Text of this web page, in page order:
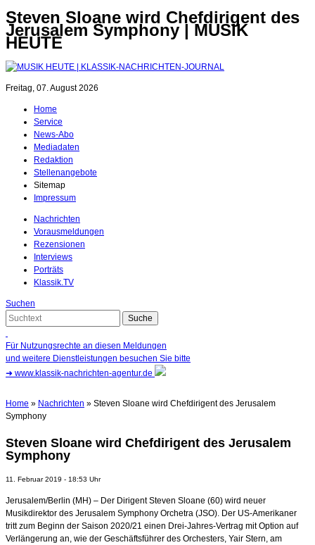
Steven Sloane wird Chefdirigent des
Jerusalem Symphony | MUSIK
HEUTE
Freitag, 07. August 2026
Home
Service
News-Abo
Mediadaten
Redaktion
Stellenangebote
Sitemap
Impressum
Nachrichten
Vorausmeldungen
Rezensionen
Interviews
Porträts
Klassik.TV
Suchen
Für Nutzungsrechte an diesen Meldungen
und weitere Dienstleistungen besuchen Sie bitte
➜ www.klassik-nachrichten-agentur.de
Home » Nachrichten » Steven Sloane wird Chefdirigent des Jerusalem
Symphony
Steven Sloane wird Chefdirigent des Jerusalem
Symphony
11. Februar 2019 - 18:53 Uhr
Jerusalem/Berlin (MH) – Der Dirigent Steven Sloane (60) wird neuer
Musikdirektor des Jerusalem Symphony Orchetra (JSO). Der US-Amerikaner
tritt zum Beginn der Saison 2020/21 einen Drei-Jahres-Vertrag mit Option auf
Verlängerung an, wie der Geschäftsführer des Orchesters, Yair Stern, am